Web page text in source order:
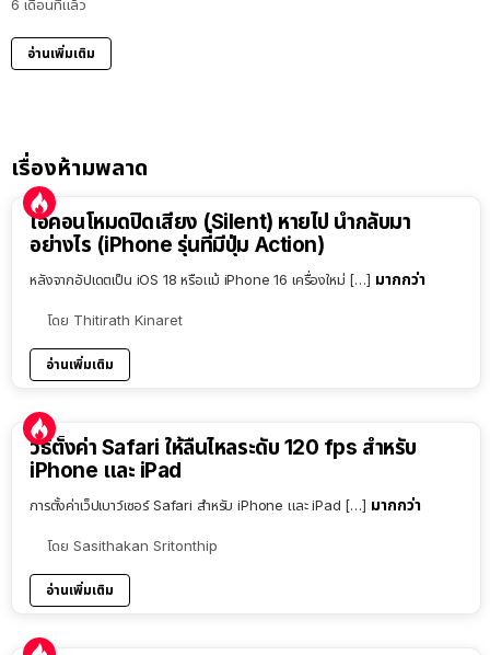
6 เดือนที่แล้ว
อ่านเพิ่มเติม
เรื่องห้ามพลาด
ไอคอนโหมดปิดเสียง (Silent) หายไป นำกลับมา
อย่างไร (iPhone รุ่นที่มีปุ่ม Action)
หลังจากอัปเดตเป็น iOS 18 หรือแม้ iPhone 16 เครื่องใหม่ […] มากกว่า
โดย Thitirath Kinaret
อ่านเพิ่มเติม
วิธีตั้งค่า Safari ให้ลื่นไหลระดับ 120 fps สำหรับ
iPhone และ iPad
การตั้งค่าเว็ปเบาว์เซอร์ Safari สำหรับ iPhone และ iPad […] มากกว่า
โดย Sasithakan Sritonthip
อ่านเพิ่มเติม